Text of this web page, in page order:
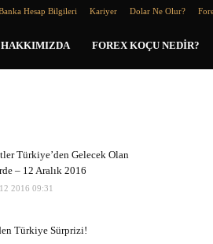
Hesap Bilgileri Kariyer Dolar Ne Olur?
HAKKIMIZDA FOREX KOÇU NEDIR?
Türkiye’den Gelecek Olan
– 12 Aralık 2016
2016 09:31
Türkiye Sürprizi!